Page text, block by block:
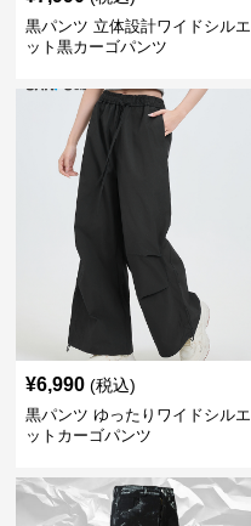
黒パンツ 立体設計ワイドシルエ
ット黒カーゴパンツ
¥6,990 (税込)
黒パンツ ゆったりワイドシルエ
ットカーゴパンツ